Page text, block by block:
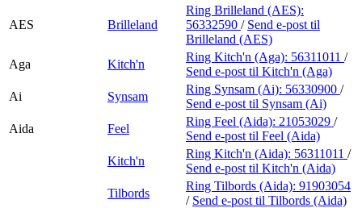
AES Brilleland
Ring Brilleland (AES):
56332590 / Send e-post til
Brilleland (AES)
Aga
Kitch'n
Ring Kitch'n (Aga): 56311011 /
Send e-post til Kitch'n (Aga)
Ai
Synsam
Ring Synsam (Ai): 56330900 /
Send e-post til Synsam (Ai)
Aida
Feel
Ring Feel (Aida): 21053029 /
Send e-post til Feel (Aida)
Kitch'n
Ring Kitch'n (Aida): 56311011 /
Send e-post til Kitch'n (Aida)
Tilbords
Ring Tilbords (Aida): 91903054
/ Send e-post til Tilbords (Aida)